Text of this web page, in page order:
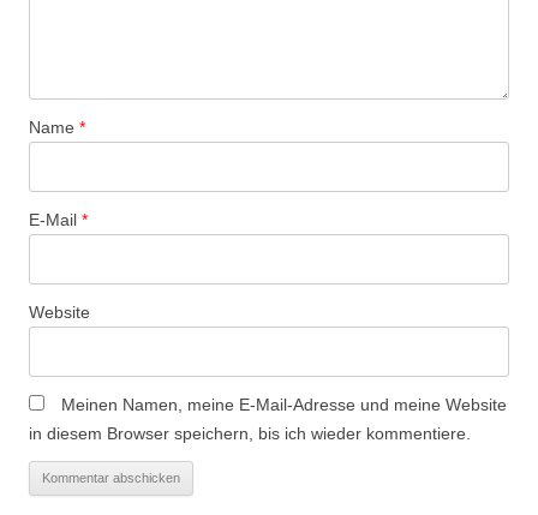
i
n
Name *
E-Mail *
Website
Meinen Namen, meine E-Mail-Adresse und meine Website
in diesem Browser speichern, bis ich wieder kommentiere.